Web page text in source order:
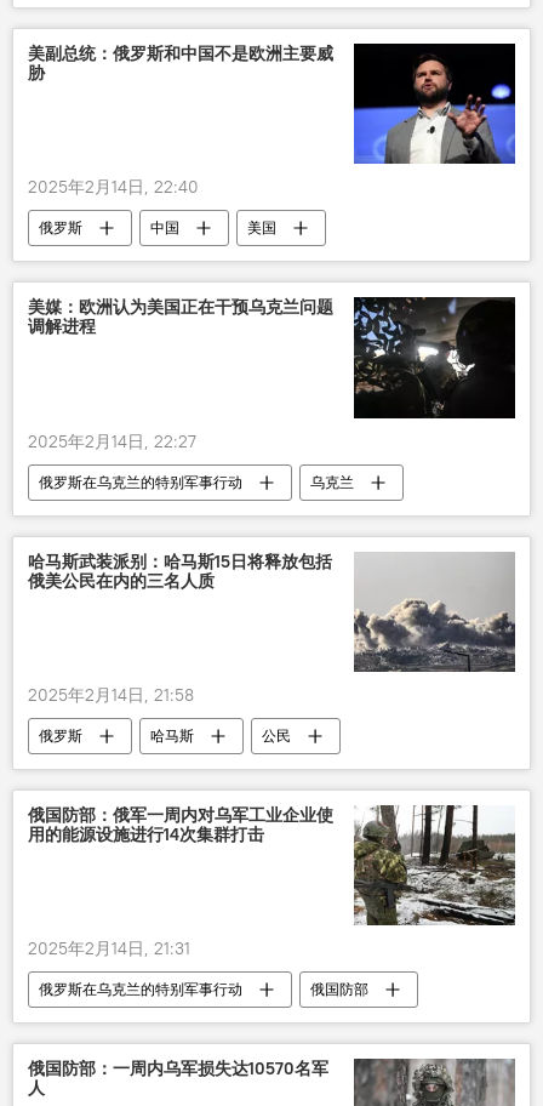
美副总统：俄罗斯和中国不是欧洲主要威
胁
2025年2月14日, 22:40
俄罗斯 中国 美国
美媒：欧洲认为美国正在干预乌克兰问题
调解进程
2025年2月14日, 22:27
俄罗斯在乌克兰的特别军事行动
乌克兰
美国
哈马斯武装派别：哈马斯15日将释放包括
俄美公民在内的三名人质
2025年2月14日, 21:58
俄罗斯 哈马斯 公民
俄国防部：俄军一周内对乌军工业企业使
用的能源设施进行14次集群打击
2025年2月14日, 21:31
俄罗斯在乌克兰的特别军事行动
俄国防部
乌军
俄国防部：一周内乌军损失达10570名军
人